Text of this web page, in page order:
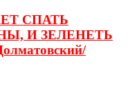
СПАТЬ
И ЗЕЛЕНЕТЬ